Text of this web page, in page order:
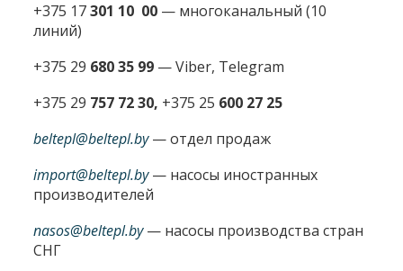
+375 17301 10 00 — многоканальный (10
линий)
+375 29 680 35 99 — Viber, Telegram
+375 29 757 72 30, +375 25 600 27 25
beltepl@beltepl.by— отдел продаж
import@beltepl.by— насосы иностранных
производителей
nasos@beltepl.by— насосы производства стран
СНГ